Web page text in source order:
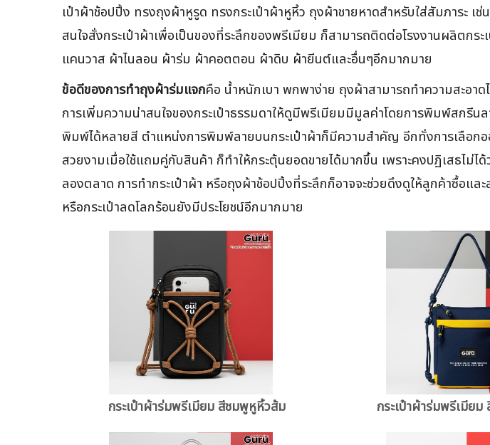
เป๋าผ้าช้อปปิ้ง ทรงถุงผ้าหูรูด ทรงกระเป๋าผ้าหูหิ้ว ถุงผ้าชายหาดสำหรับใส่สัมภาระ
สนใจสั่งกระเป๋าผ้าเพื่อเป็นของที่ระลึกของพรีเมียม ก็สามารถติดต่อโรงงานผลิตก
แคนวาส ผ้าไนลอน ผ้าร่ม ผ้าคอตตอน ผ้าดิบ ผ้ายีนต์และอื่นๆอีกมากมาย
ข้อดีของการทำถุงผ้าร่มแจกคือ น้ำหนักเบา พกพาง่าย ถุงผ้าสามารถทำความสะอา
การเพิ่มความน่าสนใจของกระเป๋าธรรมดาให้ดูมีพรีเมียมมีมูลค่าโดยการพิมพ์สกรี
พิมพ์ได้หลายสี ตำแหน่งการพิมพ์ลายบนกระเป๋าผ้าก็มีความสำคัญ อีกทั่งการเลือก
สวยงามเมื่อใช้แถมคู่กับสินค้า ก็ทำให้กระตุ้นยอดขายได้มากขึ้น เพราะคงปฏิเสธไม่ไ
ลองตลาด การทำกระเป๋าผ้า หรือถุงผ้าช้อปปิ้งที่ระลึกก็อาจจะช่วยดึงดูให้ลูกค้าซื้อและ
หรือกระเป๋าลดโลกร้อนยังมีประโยชน์อีกมากมาย
กระเป๋าผ้าร่มพรีเมียม สีชมพูหูหิ้วส้ม กระเป๋าผ้าร่มพรีเมีย